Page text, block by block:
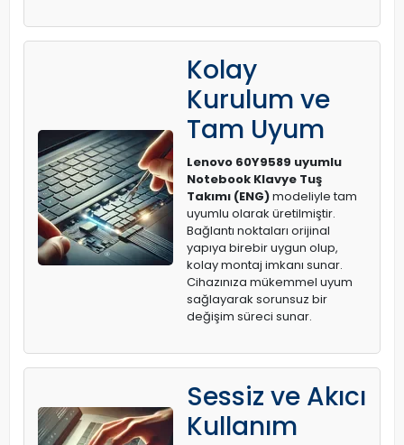
Kolay
Kurulum ve
Tam Uyum
Lenovo 60Y9589 uyumlu
Notebook Klavye Tuş
Takımı (ENG)modeliyle tam
uyumlu olarak üretilmiştir.
Bağlantı noktaları orijinal
yapıya birebir uygun olup,
kolay montaj imkanı sunar.
Cihazınıza mükemmel uyum
sağlayarak sorunsuz bir
değişim süreci sunar.
Sessiz ve Akıcı
Kullanım